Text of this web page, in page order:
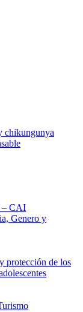
chikungunya
– CAI
Genero y
protección de los